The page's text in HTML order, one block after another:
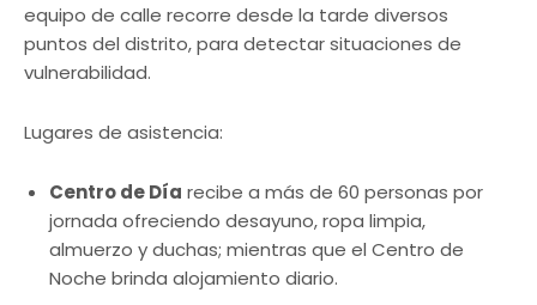
equipo de calle recorre desde la tarde diversos
puntos del distrito, para detectar situaciones de
vulnerabilidad.
Lugares de asistencia:
Centro de Día recibe a más de 60 personas por
jornada ofreciendo desayuno, ropa limpia,
almuerzo y duchas; mientras que el Centro de
Noche brinda alojamiento diario.